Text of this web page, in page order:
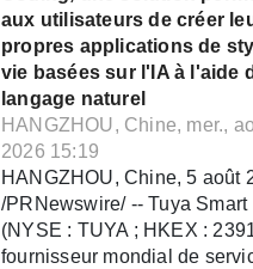
aux utilisateurs de créer
propres applications de
vie basées sur l'IA à l'aide
langage naturel
HANGZHOU, Chine, mer.,
2026 15:19
HANGZHOU, Chine, 5 août
/PRNewswire/ -- Tuya Smart
(NYSE : TUYA ; HKEX :
fournisseur mondial de